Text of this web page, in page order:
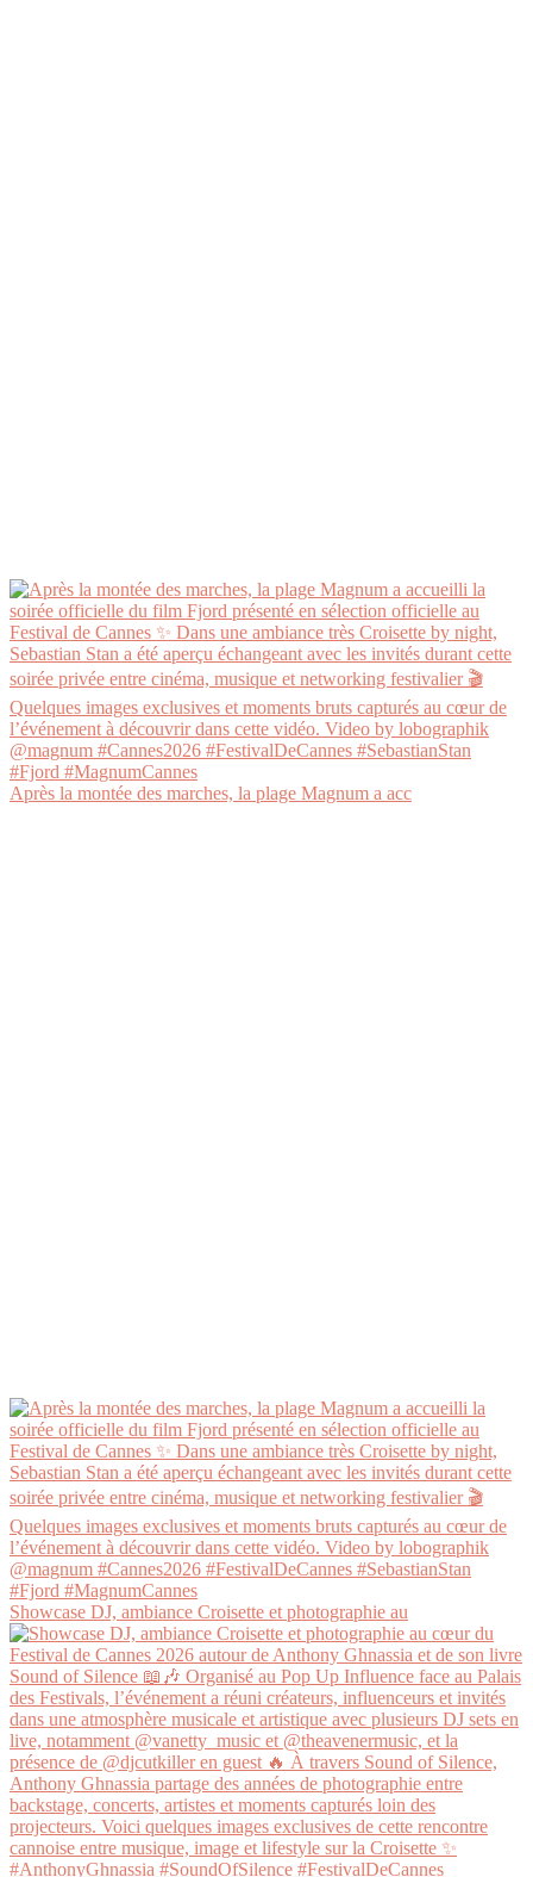
Après la montée des marches, la plage Magnum a acc
Showcase DJ, ambiance Croisette et photographie au